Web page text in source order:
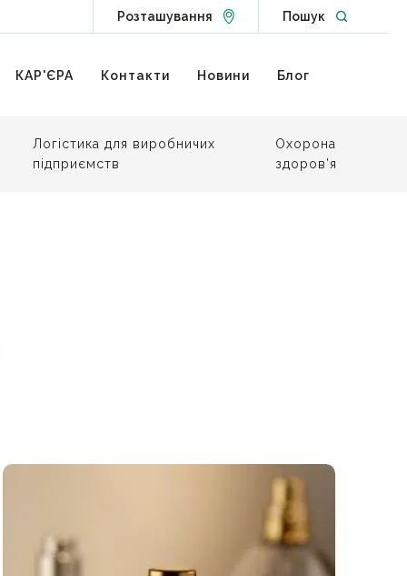
Розташування Go to Locations page
Пошук Open
КАР'ЄРА Контакти Новини Блог
Логістика для виробничих
підприємств
Охорона
здоров’я